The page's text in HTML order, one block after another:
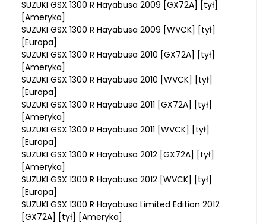
SUZUKI GSX 1300 R Hayabusa 2009 [GX72A] [tył]
[Ameryka]
SUZUKI GSX 1300 R Hayabusa 2009 [WVCK] [tył]
[Europa]
SUZUKI GSX 1300 R Hayabusa 2010 [GX72A] [tył]
[Ameryka]
SUZUKI GSX 1300 R Hayabusa 2010 [WVCK] [tył]
[Europa]
SUZUKI GSX 1300 R Hayabusa 2011 [GX72A] [tył]
[Ameryka]
SUZUKI GSX 1300 R Hayabusa 2011 [WVCK] [tył]
[Europa]
SUZUKI GSX 1300 R Hayabusa 2012 [GX72A] [tył]
[Ameryka]
SUZUKI GSX 1300 R Hayabusa 2012 [WVCK] [tył]
[Europa]
SUZUKI GSX 1300 R Hayabusa Limited Edition 2012
[GX72A] [tył] [Ameryka]